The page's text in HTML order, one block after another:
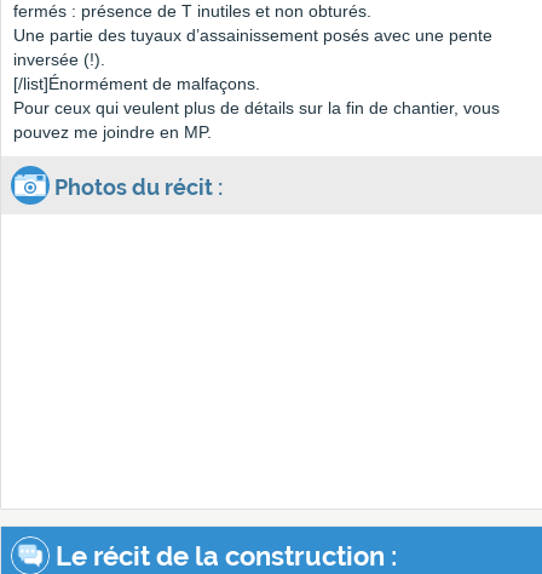
fermés : présence de T inutiles et non obturés.
Une partie des tuyaux d’assainissement posés avec une pente
inversée (!).
[/list]Énormément de malfaçons.
Pour ceux qui veulent plus de détails sur la fin de chantier, vous
pouvez me joindre en MP.
Photos du récit :
Le récit de la construction :